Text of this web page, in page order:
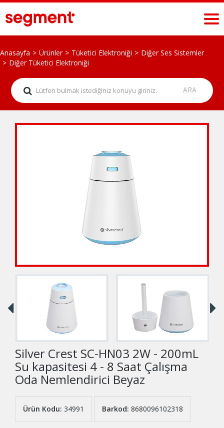
Anasayfa Ürünler Tüketici Elektroniği
Diğer Ses Sistemler
Diğer Tüketici Elektroniği
Silver Crest SC-HN03 2W - 200mL
Su kapasitesi 4 - 8 Saat Çalışma
Oda Nemlendirici Beyaz
Ürün Kodu: 34991 Barkod: 8680096102318